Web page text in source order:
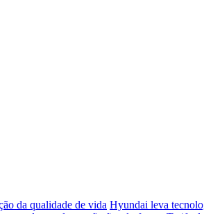
da qualidade de vida Hyundai leva